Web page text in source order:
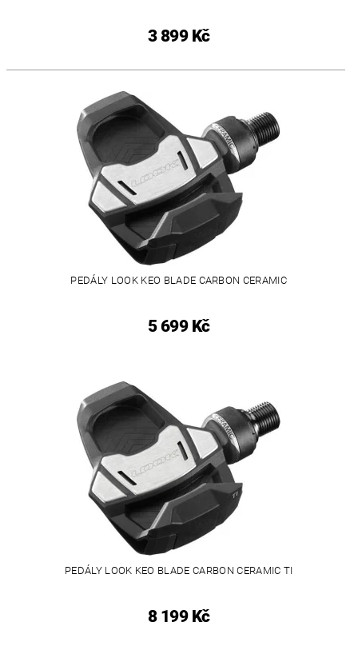
3 899 Kč
PEDÁLY LOOK KEO BLADE CARBON CERAMIC
5 699 Kč
PEDÁLY LOOK KEO BLADE CARBON CERAMIC TI
8 199 Kč